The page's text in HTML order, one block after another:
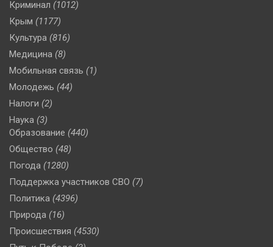
Криминал (1012)
Крым (1177)
Культура (816)
Медицина (8)
Мобильная связь (1)
Молодежь (44)
Налоги (2)
Наука (3)
Образование (440)
Общество (48)
Погода (1280)
Поддержка участников СВО (7)
Политика (4396)
Природа (16)
Происшествия (4530)